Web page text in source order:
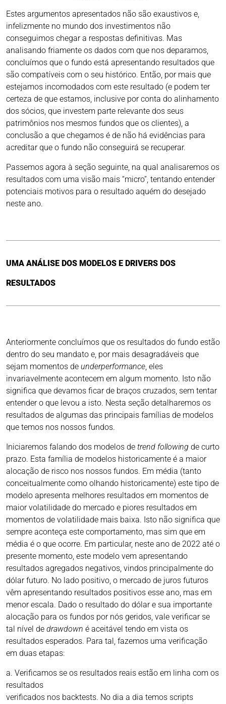
Estes argumentos apresentados não são exaustivos e,
infelizmente no mundo dos investimentos não
conseguimos chegar a respostas definitivas. Mas
analisando friamente os dados com que nos deparamos,
concluímos que o fundo está apresentando resultados que
são compatíveis com o seu histórico. Então, por mais que
estejamos incomodados com este resultado (e podem ter
certeza de que estamos, inclusive por conta do alinhamento
dos sócios, que investem parte relevante dos seus
patrimônios nos mesmos fundos que os clientes), a
conclusão a que chegamos é de não há evidências para
acreditar que o fundo não conseguirá se recuperar.
Passemos agora à seção seguinte, na qual analisaremos os
resultados com uma visão mais “micro”, tentando entender
potenciais motivos para o resultado aquém do desejado
neste ano.
UMA ANÁLISE DOS MODELOS E DRIVERS DOS
RESULTADOS
Anteriormente concluímos que os resultados do fundo estão
dentro do seu mandato e, por mais desagradáveis que
sejam momentos de underperformance, eles
invariavelmente acontecem em algum momento. Isto não
significa que devamos ficar de braços cruzados, sem tentar
entender o que levou a isto. Nesta seção detalharemos os
resultados de algumas das principais famílias de modelos
que temos nos nossos fundos.
Iniciaremos falando dos modelos de trend following de curto
prazo. Esta família de modelos historicamente é a maior
alocação de risco nos nossos fundos. Em média (tanto
conceitualmente como olhando historicamente) este tipo de
modelo apresenta melhores resultados em momentos de
maior volatilidade do mercado e piores resultados em
momentos de volatilidade mais baixa. Isto não significa que
sempre aconteça este comportamento, mas sim que em
média é o que ocorre. Em particular, neste ano de 2022 até o
presente momento, este modelo vem apresentando
resultados agregados negativos, vindos principalmente do
dólar futuro. No lado positivo, o mercado de juros futuros
vêm apresentando resultados positivos esse ano, mas em
menor escala. Dado o resultado do dólar e sua importante
alocação para os fundos por nós geridos, vale verificar se
tal nível de drawdown é aceitável tendo em vista os
resultados esperados. Para tal, fazemos uma verificação
em duas etapas:
a. Verificamos se os resultados reais estão em linha com os
resultados
verificados nos backtests. No dia a dia temos scripts